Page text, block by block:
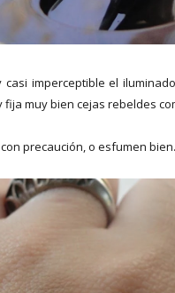
imperceptible el
muy bien cejas rebeldes
precaución, o esfumen bien.